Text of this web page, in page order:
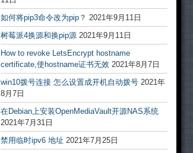
如何将pip3命令改为pip？ 2021年9月11日
树莓派4换源和换pip源 2021年9月11日
How to revoke LetsEncrypt hostname
certificate,使hostname证书无效 2021年8月7日
win10拨号连接 怎么设置成开机自动拨号 2021年
8月7日
在Debian上安装OpenMediaVault开源NAS系统
2021年7月31日
禁用临时ipv6 地址 2021年7月25日